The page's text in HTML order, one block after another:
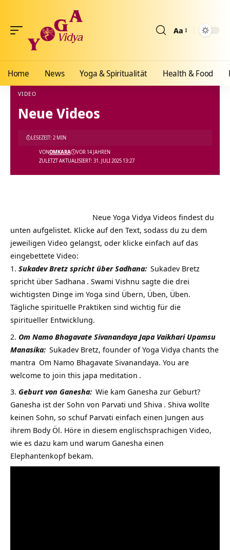
Aa
Home News Yoga & Spiritualität Health & Food
Yoga Vidya Blog - Yoga, Meditation und Ayurveda
VIDEO
Neue Videos
ZULETZT AKTUALISIERT: 31. JULI 2025 13:27
VONOMKARA VOR 14 JAHREN
LESEZEIT: 2 MIN
Neue Yoga Vidya Videos findest du
unten aufgelistet. Klicke auf den Text, sodass du zu dem
jeweiligen Video gelangst, oder klicke einfach auf das
eingebettete Video:
Sukadev Bretz spricht über Sadhana: Sukadev Bretz
spricht über Sadhana . Swami Vishnu sagte die drei
wichtigsten Dinge im Yoga sind Übern, Üben, Üben.
Tägliche spirituelle Praktiken sind wichtig für die
spiritueller Entwicklung.
Om Namo Bhagavate Sivanandaya Japa Vaikhari Upamsu
Manasika: Sukadev Bretz, founder of Yoga Vidya chants the
mantra Om Namo Bhagavate Sivanandaya. You are
welcome to join this japa meditation .
Geburt von Ganesha: Wie kam Ganesha zur Geburt?
Ganesha ist der Sohn von Parvati und Shiva . Shiva wollte
keinen Sohn, so schuf Parvati einfach einen Jungen aus
ihrem Body Öl. Höre in diesem englischsprachigen Video,
wie es dazu kam und warum Ganesha einen
Elephantenkopf bekam.